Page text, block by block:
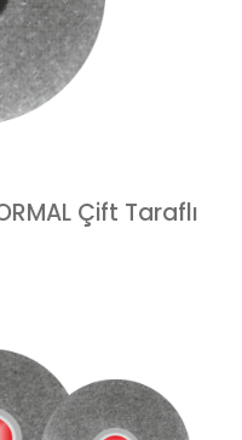
Çift Taraflı